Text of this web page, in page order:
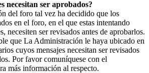
necesitan ser aprobados?
del foro tal vez ha decidido que los
en el foro, en el que estas intentando
necesiten ser revisados antes de aprobarlos.
que La Administración le haya ubicado en
cuyos mensajes necesitan ser revisados
Por favor comuníquese con el
más información al respecto.